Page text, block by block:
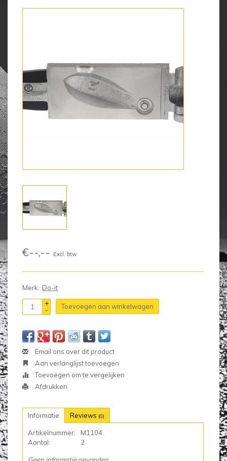
€--,-- Excl. btw
Merk: Do-it
+
-
Toevoegen aan winkelwagen
Email ons over dit product
Aan verlanglijst toevoegen
Toevoegen om te vergelijken
Afdrukken
Informatie Reviews (0)
Artikelnummer:
M1104
Aantal:
2